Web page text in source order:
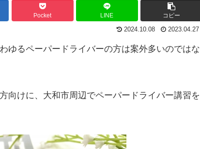
Pocket LINE コピー
2024.10.08 2023.04.27
ゆるペーパードライバーの方は案外多いのではな
向けに、大和市周辺でペーパードライバー講習を